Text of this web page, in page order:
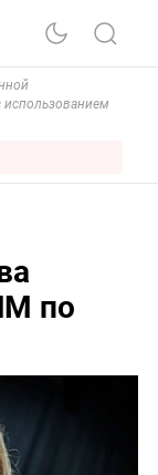
использованием
по